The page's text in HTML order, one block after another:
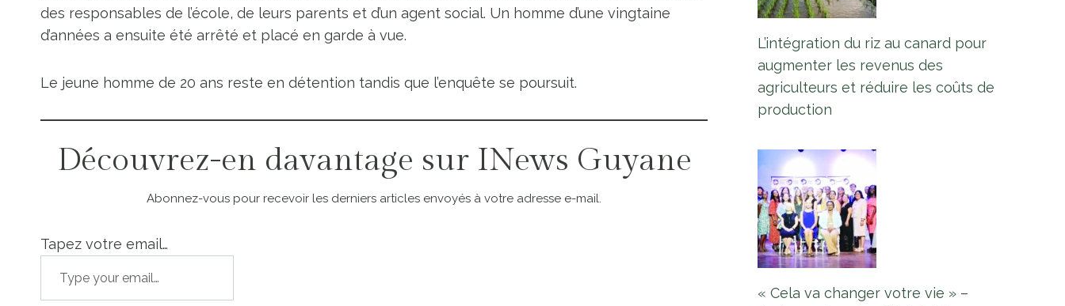
des responsables de l’école, de leurs parents et d’un agent social. Un homme d’une vingtaine
d’années a ensuite été arrêté et placé en garde à vue.
Le jeune homme de 20 ans reste en détention tandis que l’enquête se poursuit.
Découvrez-en davantage sur INews Guyane
Abonnez-vous pour recevoir les derniers articles envoyés à votre adresse e-mail.
Tapez votre email…
L’intégration du riz au canard pour
augmenter les revenus des
agriculteurs et réduire les coûts de
production
« Cela va changer votre vie » –